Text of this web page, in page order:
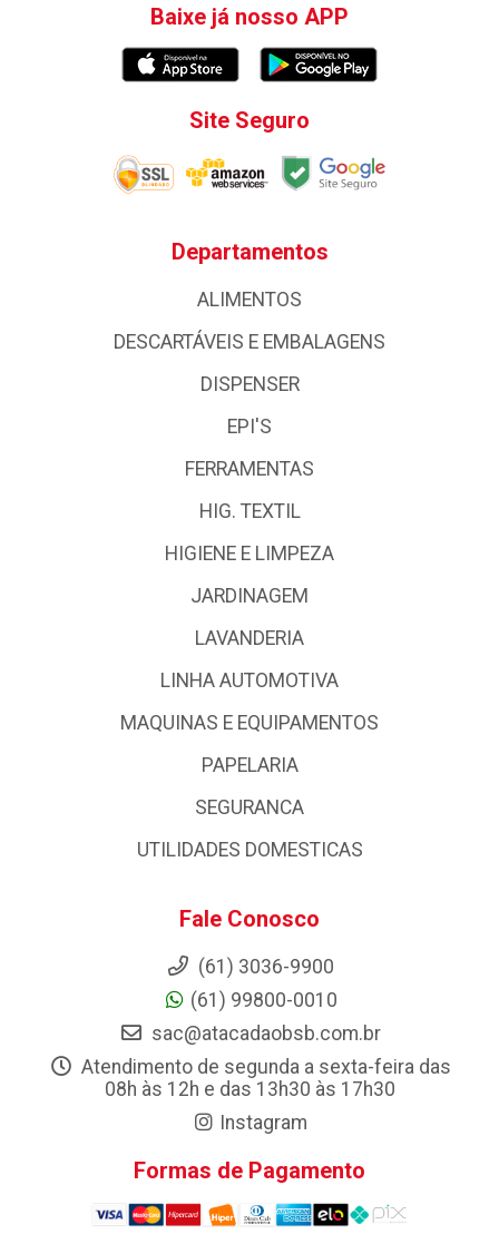
Baixe já nosso APP
Site Seguro
Departamentos
ALIMENTOS
DESCARTÁVEIS E EMBALAGENS
DISPENSER
EPI'S
FERRAMENTAS
HIG. TEXTIL
HIGIENE E LIMPEZA
JARDINAGEM
LAVANDERIA
LINHA AUTOMOTIVA
MAQUINAS E EQUIPAMENTOS
PAPELARIA
SEGURANCA
UTILIDADES DOMESTICAS
Fale Conosco
(61) 3036-9900
(61) 99800-0010
sac@atacadaobsb.com.br
Atendimento de segunda a sexta-feira das
08h às 12h e das 13h30 às 17h30
Instagram
Formas de Pagamento